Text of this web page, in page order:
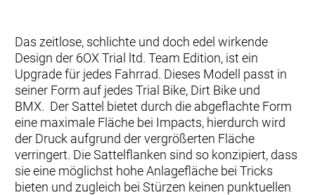
Das zeitlose, schlichte und doch edel wirkende
Design der 6OX Trial ltd. Team Edition, ist ein
Upgrade für jedes Fahrrad. Dieses Modell passt in
seiner Form auf jedes Trial Bike, Dirt Bike und
BMX. Der Sattel bietet durch die abgeflachte Form
eine maximale Fläche bei Impacts, hierdurch wird
der Druck aufgrund der vergrößerten Fläche
verringert. Die Sattelflanken sind so konzipiert, dass
sie eine möglichst hohe Anlagefläche bei Tricks
bieten und zugleich bei Stürzen keinen punktuellen